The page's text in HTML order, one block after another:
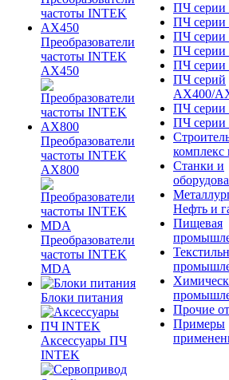
Преобразователи
частоты INTEK
AX450
Преобразователи
частоты INTEK
AX800
Преобразователи
частоты INTEK
MDA
Блоки питания
Аксессуары ПЧ
INTEK
ПЧ серии
ПЧ серии
ПЧ серии
ПЧ серии
ПЧ серии
ПЧ серий
AX400/
ПЧ серии
ПЧ серии
Станки и
Нефть и
Пищевая
Прочие
Примеры